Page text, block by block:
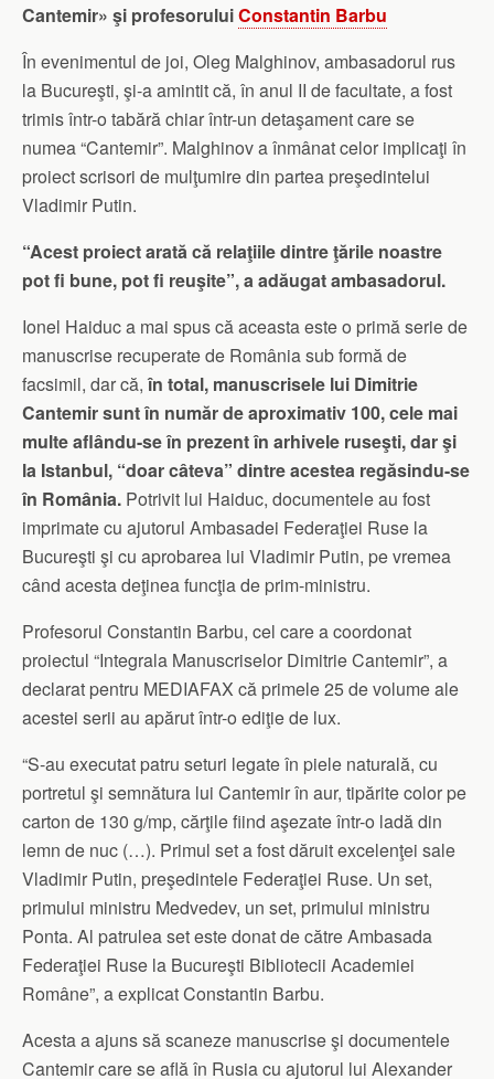
Cantemir» şi profesoruluiConstantin Barbu
În evenimentul de joi, Oleg Malghinov, ambasadorul rus
la Bucureşti, şi-a amintit că, în anul II de facultate, a fost
trimis într-o tabără chiar într-un detaşament care se
numea “Cantemir”. Malghinov a înmânat celor implicaţi în
proiect scrisori de mulţumire din partea preşedintelui
Vladimir Putin.
“Acest proiect arată că relaţiile dintre ţările noastre
pot fi bune, pot fi reuşite”, a adăugat ambasadorul.
Ionel Haiduc a mai spus că aceasta este o primă serie de
manuscrise recuperate de România sub formă de
facsimil, dar că,în total, manuscrisele lui Dimitrie
Cantemir sunt în număr de aproximativ 100, cele mai
multe aflându-se în prezent în arhivele ruseşti, dar şi
la Istanbul, “doar câteva” dintre acestea regăsindu-se
în România. Potrivit lui Haiduc, documentele au fost
imprimate cu ajutorul Ambasadei Federaţiei Ruse la
Bucureşti şi cu aprobarea lui Vladimir Putin, pe vremea
când acesta deţinea funcţia de prim-ministru.
Profesorul Constantin Barbu, cel care a coordonat
proiectul “Integrala Manuscriselor Dimitrie Cantemir”, a
declarat pentru MEDIAFAX că primele 25 de volume ale
acestei serii au apărut într-o ediţie de lux.
“S-au executat patru seturi legate în piele naturală, cu
portretul şi semnătura lui Cantemir în aur, tipărite color pe
carton de 130 g/mp, cărţile fiind aşezate într-o ladă din
lemn de nuc (…). Primul set a fost dăruit excelenţei sale
Vladimir Putin, preşedintele Federaţiei Ruse. Un set,
primului ministru Medvedev, un set, primului ministru
Ponta. Al patrulea set este donat de către Ambasada
Federaţiei Ruse la Bucureşti Bibliotecii Academiei
Române”, a explicat Constantin Barbu.
Acesta a ajuns să scaneze manuscrise şi documentele
Cantemir care se află în Rusia cu ajutorul lui Alexander